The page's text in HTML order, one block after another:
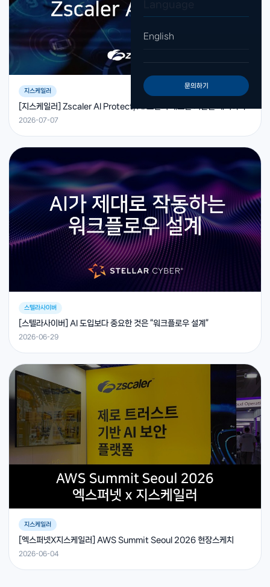
English
문의하기
지스케일러
[지스케일러] Zscaler AI Protect, AI 보안의 새로운 기준을 제시하다
2026-07-07
스텔라사이버
[스텔라사이버] AI 도입보다 중요한 것은 “워크플로우 설계”
2026-06-29
지스케일러
[엑스퍼넷X지스케일러] AWS Summit Seoul 2026 현장스케치
2026-06-04